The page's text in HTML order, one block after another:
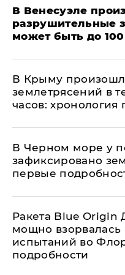
В Венесуэле
разрушительные
может быть до
В Крыму
землетрясений в
часов: хронология
В Черном море у
зафиксировано
первые
Ракета Blue Origin
мощно взорвалась
испытаний во
подробности